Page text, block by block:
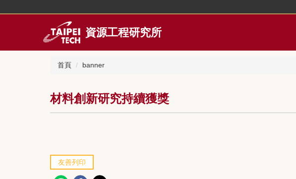
資源工程研究所
首頁 banner
材料創新研究持續獲獎
友善列印